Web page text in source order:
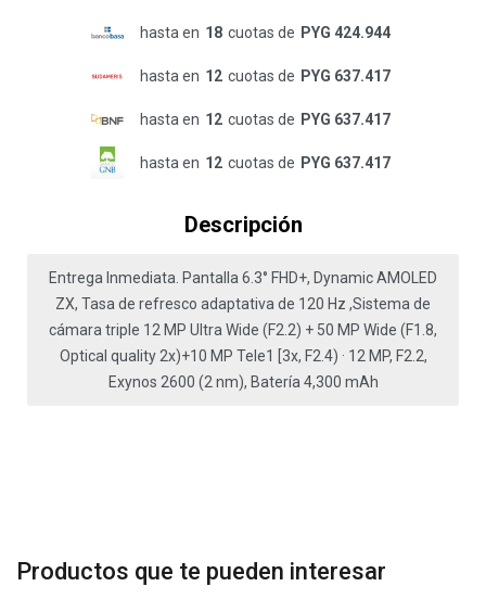
hasta en 18 cuotas de PYG 424.944
hasta en 12 cuotas de PYG 637.417
hasta en 12 cuotas de PYG 637.417
hasta en 12 cuotas de PYG 637.417
Descripción
Entrega Inmediata. Pantalla 6.3° FHD+, Dynamic AMOLED
ZX, Tasa de refresco adaptativa de 120 Hz ,Sistema de
cámara triple 12 MP Ultra Wide (F2.2) + 50 MP Wide (F1.8,
Optical quality 2x)+10 MP Tele1 [3x, F2.4) · 12 MP, F2.2,
Exynos 2600 (2 nm), Batería 4,300 mAh
Productos que te pueden interesar